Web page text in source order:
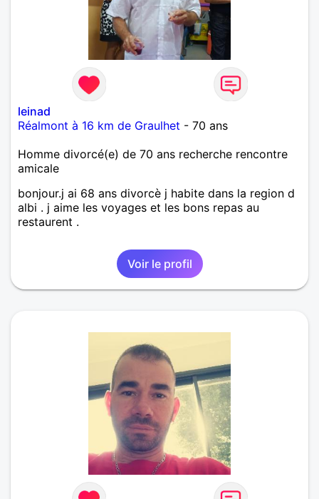
leinad
Réalmont à 16 km de Graulhet - 70 ans
Homme divorcé(e) de 70 ans recherche rencontre
amicale
bonjour.j ai 68 ans divorcè j habite dans la region d
albi . j aime les voyages et les bons repas au
restaurent .
Voir le profil